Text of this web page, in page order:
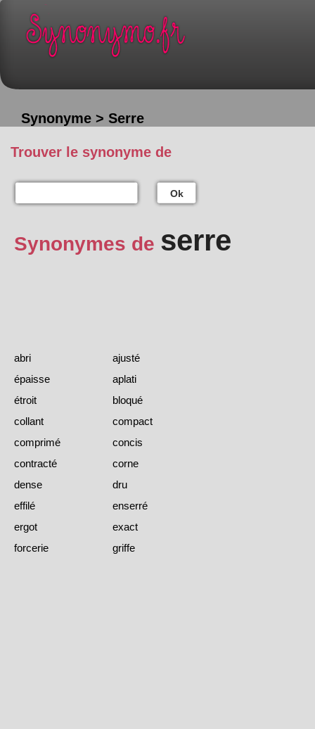
Synonyme > Serre
Trouver le synonyme de
Ok
Synonymes de serre
abri
ajusté
épaisse
aplati
étroit
bloqué
collant
compact
comprimé
concis
contracté
corne
dense
dru
effilé
enserré
ergot
exact
forcerie
griffe